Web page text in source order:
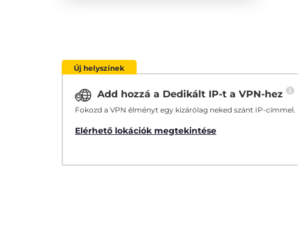
Új helyszínek
Add hozzá a Dedikált IP-t a VPN-hez
Fokozd a VPN élményt egy kizárólag neked szánt IP-címmel.
Elérhető lokációk megtekintése